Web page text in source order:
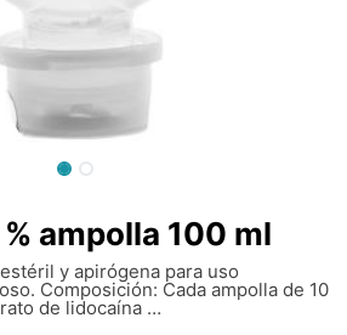
ampolla 100 ml
y apirógena para uso
Composición: Cada ampolla de 10
de lidocaína …